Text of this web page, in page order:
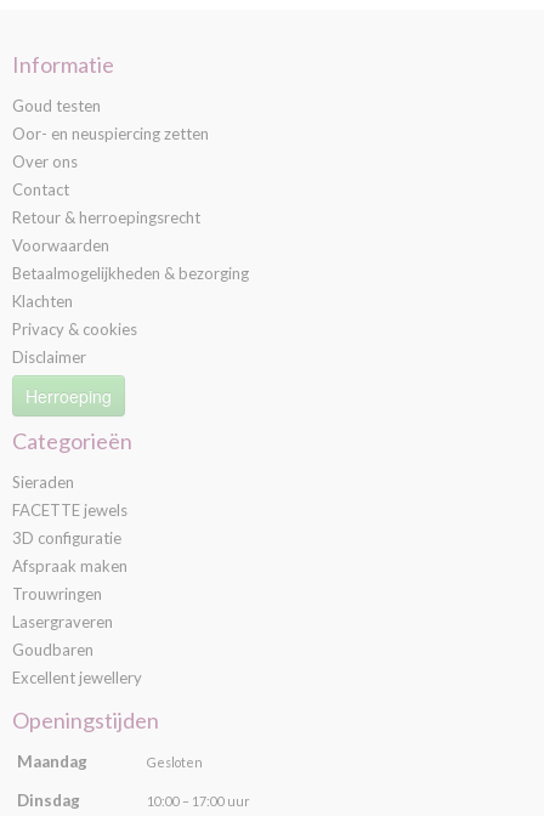
Informatie
Goud testen
Oor- en neuspiercing zetten
Over ons
Contact
Retour & herroepingsrecht
Voorwaarden
Betaalmogelijkheden & bezorging
Klachten
Privacy & cookies
Disclaimer
Herroeping
Categorieën
Sieraden
FACETTE jewels
3D configuratie
Afspraak maken
Trouwringen
Lasergraveren
Goudbaren
Excellent jewellery
Openingstijden
Maandag Gesloten
Dinsdag 10:00 – 17:00 uur